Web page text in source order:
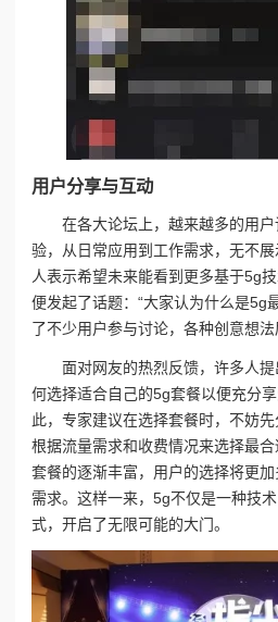
用户分享与互动
在各大论坛上，越来越多的用户
验，从日常应用到工作需求，无不
人表示希望未来能看到更多基于5g
便发起了话题：“大家认为什么是5g
了不少用户参与讨论，各种创意想法
面对网友的热烈反馈，许多人提
何选择适合自己的5g套餐以便充分
此，专家建议在选择套餐时，不妨
根据流量需求和收费情况来选择最
套餐的逐渐丰富，用户的选择将更
需求。这样一来，5g不仅是一种技
式，开启了无限可能的大门。